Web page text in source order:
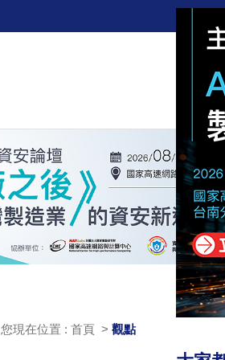
新聞
您現在位置 : 首頁 > 觀點